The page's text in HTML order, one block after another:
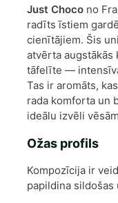
Just Choco no
radīts īstiem
cienītājiem. Šis
atvērta augstākās
tāfelīte —
Tas ir aromāts,
rada komforta un
ideālu izvēli
Ožas profils
Kompozīcija ir
papildina